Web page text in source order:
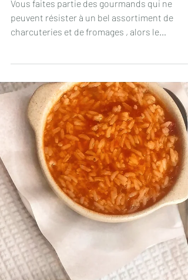
franco-portugais sur votre planche en
plein coeur de Lisbonne 🧀
restaurant " le...